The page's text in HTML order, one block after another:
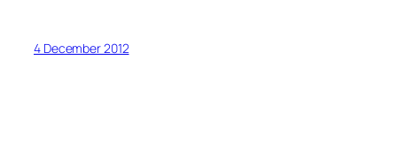
4 December 2012